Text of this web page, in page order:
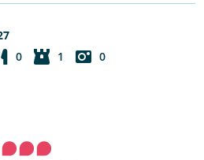
0 1 0